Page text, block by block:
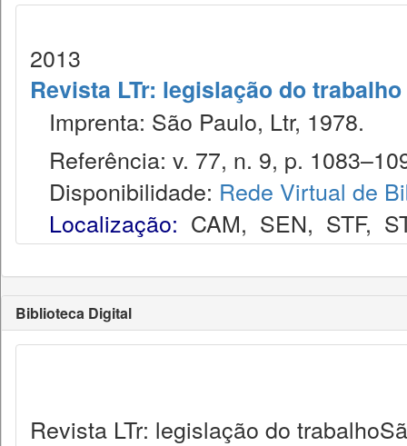
2013
Revista LTr: legislação do trabalho
Imprenta: São Paulo, Ltr, 1978.
Referência: v. 77, n. 9, p.
Disponibilidade: Rede Virtual de
Localização: CAM, SEN, STF,
Biblioteca Digital
Revista LTr: legislação do